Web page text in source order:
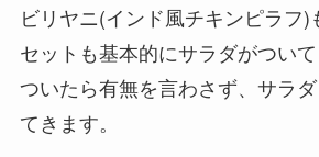
ビリヤニ(インド風チキンピラフ
セットも基本的にサラダがつい
ついたら有無を言わさず、サラ
てきます。